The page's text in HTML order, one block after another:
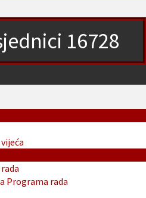
16728
Programa rada